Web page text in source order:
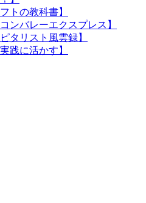
トの教科書】
ンバレーエクスプレス】
タリスト風雲録】
践に活かす】